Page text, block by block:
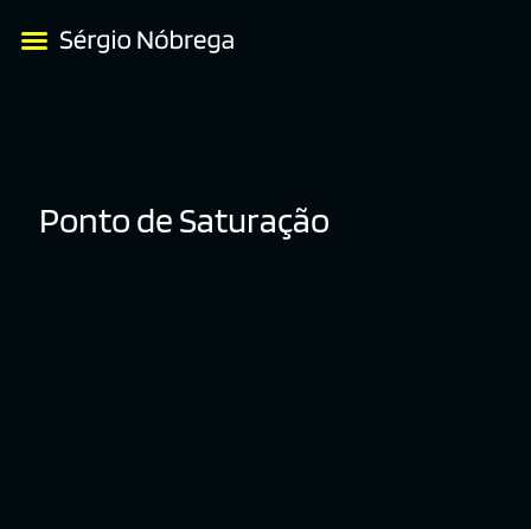
Ponto de Saturação